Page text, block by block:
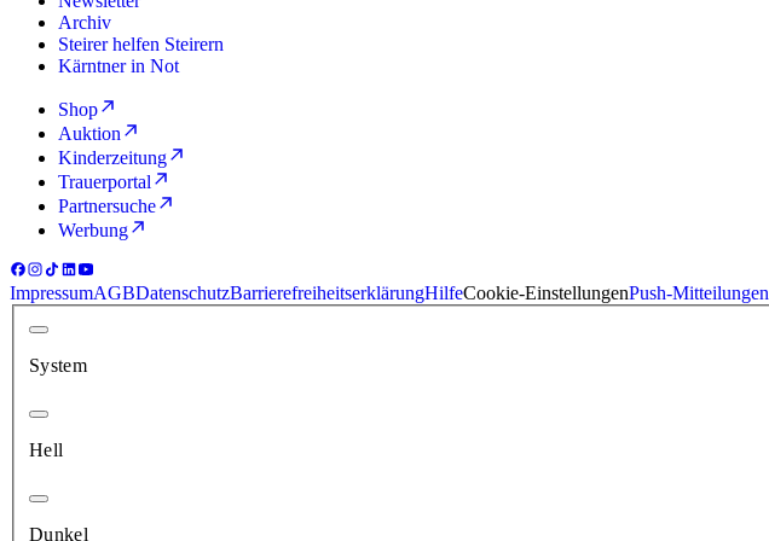
Archiv
Steirer helfen Steirern
Kärntner in Not
Shop
Auktion
Kinderzeitung
Trauerportal
Partnersuche
Werbung
ImpressumAGBDatenschutzBarrierefreiheitserklärungHilfeCookie-EinstellungenPush-Mitteilungen
System
Hell
Dunkel